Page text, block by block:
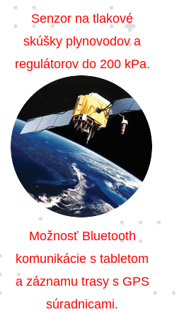
Senzor na tlakové
skúšky plynovodov a
regulátorov do 200 kPa.
Možnosť Bluetooth
komunikácie s tabletom
a záznamu trasy s GPS
súradnicami.